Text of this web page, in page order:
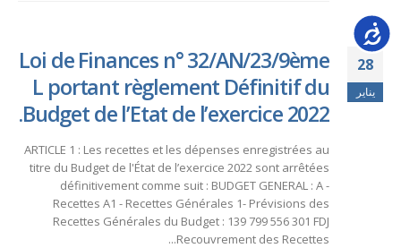
28
يناير
Loi de Finances n° 32/AN/23/9ème
L portant règlement Définitif du
Budget de l’Etat de l’exercice 2022.
ARTICLE 1 : Les recettes et les dépenses enregistrées au
titre du Budget de l'État de l’exercice 2022 sont arrêtées
définitivement comme suit : BUDGET GENERAL : A -
Recettes A1 - Recettes Générales 1- Prévisions des
Recettes Générales du Budget : 139 799 556 301 FDJ
Recouvrement des Recettes...